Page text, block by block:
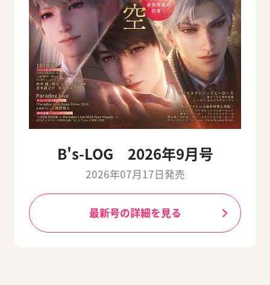
B's-LOG 2026年9月号
2026年07月17日発売
最新号の詳細を見る